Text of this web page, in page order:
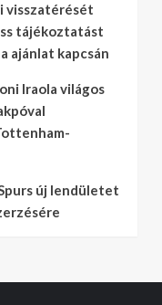
visszatérését
tájékoztatást
ajánlat kapcsán
Iraola világos
új lendületet